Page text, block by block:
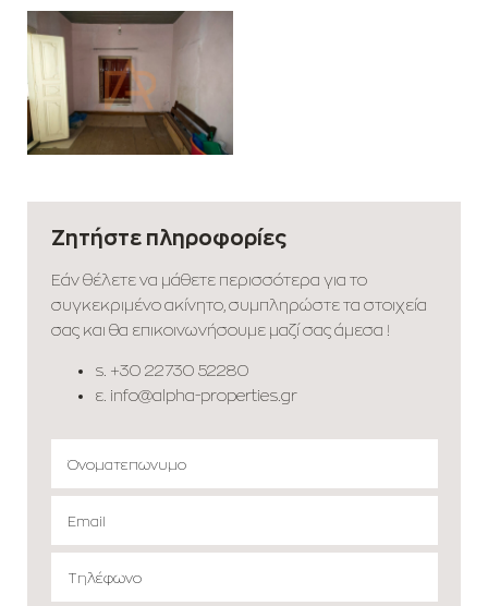
Ζητήστε πληροφορίες
Εάν θέλετε να μάθετε περισσότερα για το
συγκεκριμένο ακίνητο, συμπληρώστε τα στοιχεία
σας και θα επικοινωνήσουμε μαζί σας άμεσα !
s. +30 22730 52280
ε. info@alpha-properties.gr